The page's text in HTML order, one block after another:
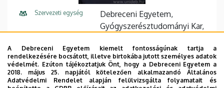
Szervezeti egység
Debreceni Egyetem,
Gyógyszerésztudományi Kar,
Központi telefonszám +36 52 512 900 58410
E-mail cím lekli.istvan@pharm.unideb.hu
A Debreceni Egyetem kiemelt fontosságúnak tartja a
rendelkezésére bocsátott, illetve birtokába jutott személyes adatok
védelmét. Ezúton tájékoztatjuk Önt, hogy a Debreceni Egyetem a
2018. május 25. napjától kötelezően alkalmazandó Általános
Adatvédelmi Rendelet alapján felülvizsgálta folyamatait és